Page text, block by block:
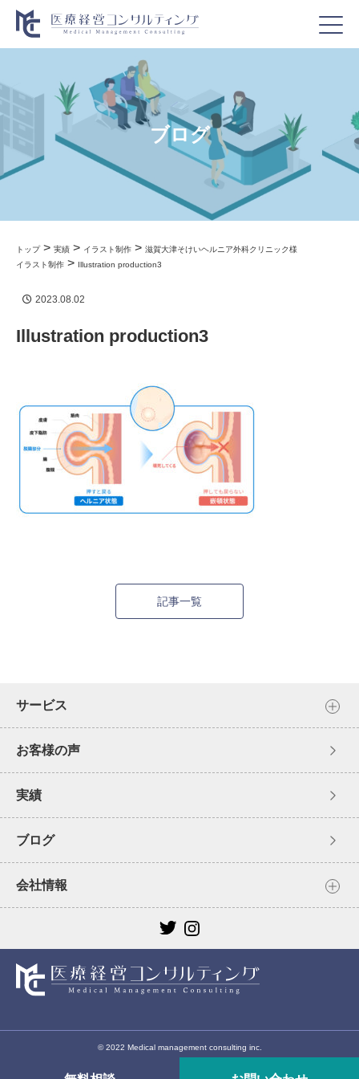
ブログ
トップ> 実績 > イラスト制作 > 滋賀大津そけいヘルニア外科クリニック様
イラスト制作 > Illustration production3
2023.08.02
Illustration production3
記事一覧
サービス
お客様の声
実績
ブログ
会社情報
© 2022 Medical management consulting inc.